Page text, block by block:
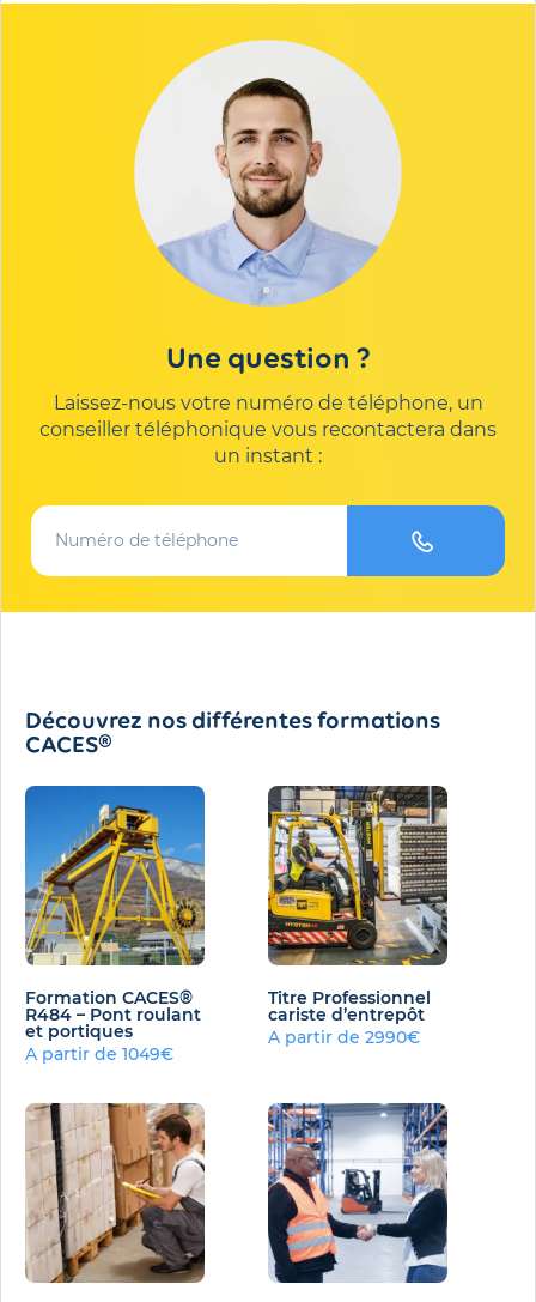
Une question ?
Laissez-nous votre numéro de téléphone, un
conseiller téléphonique vous recontactera dans
un instant :
Découvrez nos différentes formations
CACES®
Formation CACES®
R484 – Pont roulant
et portiques
A partir de 1049€
Titre Professionnel
cariste d’entrepôt
A partir de 2990€